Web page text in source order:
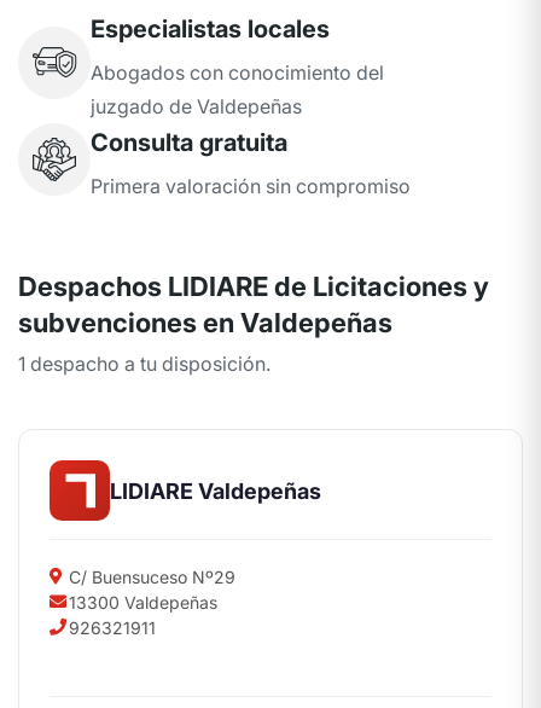
Especialistas locales
Abogados con conocimiento del
juzgado de Valdepeñas
Consulta gratuita
Primera valoración sin compromiso
Despachos LIDIARE de Licitaciones y
subvenciones en Valdepeñas
1 despacho a tu disposición.
LIDIARE Valdepeñas
C/ Buensuceso Nº29
13300 Valdepeñas
926321911